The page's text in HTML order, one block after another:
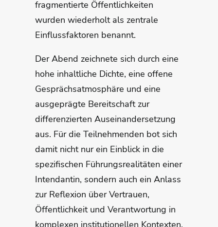
fragmentierte Öffentlichkeiten
wurden wiederholt als zentrale
Einflussfaktoren benannt.
Der Abend zeichnete sich durch eine
hohe inhaltliche Dichte, eine offene
Gesprächsatmosphäre und eine
ausgeprägte Bereitschaft zur
differenzierten Auseinandersetzung
aus. Für die Teilnehmenden bot sich
damit nicht nur ein Einblick in die
spezifischen Führungsrealitäten einer
Intendantin, sondern auch ein Anlass
zur Reflexion über Vertrauen,
Öffentlichkeit und Verantwortung in
komplexen institutionellen Kontexten.